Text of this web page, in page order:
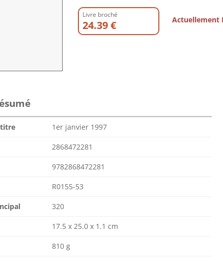
Livre broché
24.39 € Actuellement
1er janvier 1997
2868472281
9782868472281
R0155-53
320
17.5 x 25.0 x 1.1 cm
810 g